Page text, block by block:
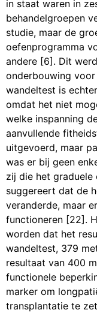
in staat waren in
behandelgroepen
studie, maar de
oefenprogramma
andere [6]. Dit
onderbouwing
wandeltest is
omdat het niet
welke inspanning
aanvullende
uitgevoerd, maar
was er bij geen
zij die het
suggereert dat de
veranderde, maar
functioneren [22].
worden dat het
wandeltest, 379
resultaat van 400
functionele
marker om
transplantatie te